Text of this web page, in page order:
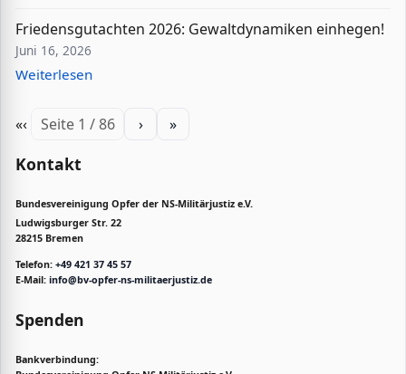
Friedensgutachten 2026: Gewaltdynamiken einhegen!
Juni 16, 2026
Weiterlesen
«‹ Seite 1 / 86 › »
Kontakt
Bundesvereinigung Opfer der NS-Militärjustiz e.V.
Ludwigsburger Str. 22
28215 Bremen
Telefon: +49 421 37 45 57
E-Mail: info@bv-opfer-ns-militaerjustiz.de
Spenden
Bankverbindung: